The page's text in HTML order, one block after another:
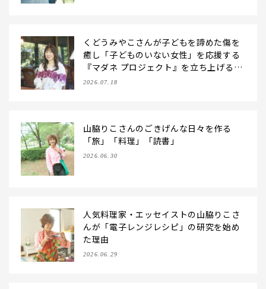
くどうみやこさんが子どもを諦めた傷を
癒し「子どものいない女性」を応援する
『マダネ プロジェクト』を立ち上げるま
で
2026.07.18
山脇りこさんのごきげんな日々を作る
「旅」「料理」「読書」
2026.06.30
人気料理家・エッセイストの山脇りこさ
んが「電子レンジレシピ」の研究を始め
た理由
2026.06.29